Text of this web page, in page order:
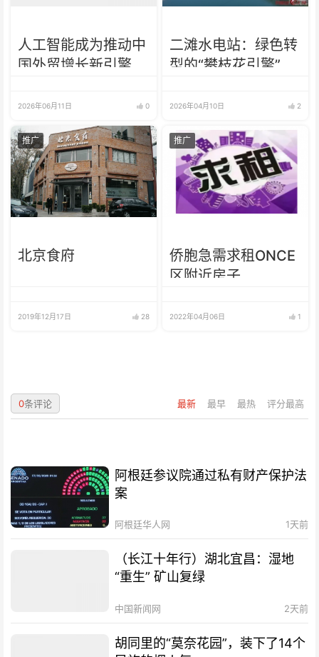
人工智能成为推动中
国外贸增长新引擎
2026年06月11日 0
二滩水电站：绿色转
型的“攀枝花引擎”
2026年04月10日 2
推广
北京食府
2019年12月17日 28
推广
侨胞急需求租ONCE
区附近房子
2022年04月06日 1
最新 最早 最热 评分最高
0条评论
阿根廷参议院通过私有财产保护法
案
阿根廷华人网 1天前
（长江十年行）湖北宜昌：湿地
“重生” 矿山复绿
中国新闻网 2天前
胡同里的“莫奈花园”，装下了14个